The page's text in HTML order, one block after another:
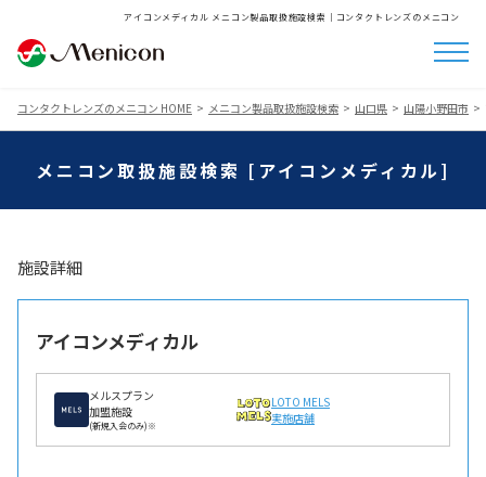
アイコンメディカル メニコン製品取扱施設検索│コンタクトレンズのメニコン
コンタクトレンズのメニコン HOME メニコン製品取扱施設検索 山口県 山陽小野田市
メニコン取扱施設検索 [アイコンメディカル]
施設詳細
アイコンメディカル
メルスプラン
加盟施設
(新規入会のみ)※
LOTO MELS
実施店舗